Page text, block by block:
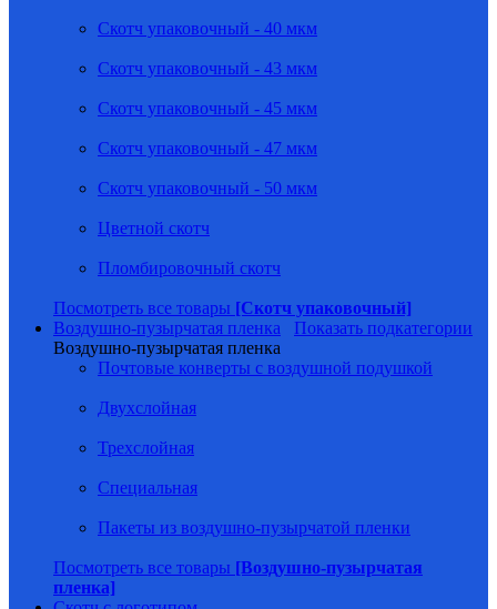
Скотч упаковочный - 40 мкм
Скотч упаковочный - 43 мкм
Скотч упаковочный - 45 мкм
Скотч упаковочный - 47 мкм
Скотч упаковочный - 50 мкм
Цветной скотч
Пломбировочный скотч
Посмотреть все товары [Скотч упаковочный]
Воздушно-пузырчатая пленка
Показать подкатегории
Воздушно-пузырчатая пленка
Почтовые конверты с воздушной подушкой
Двухслойная
Трехслойная
Специальная
Пакеты из воздушно-пузырчатой пленки
Посмотреть все товары [Воздушно-пузырчатая
пленка]